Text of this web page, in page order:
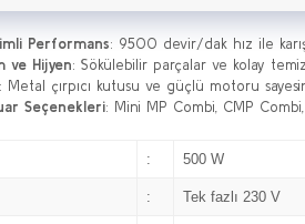
Performans: 9500 devir/dak hız ile
ve Hijyen: Sökülebilir parçalar ve kolay
: Metal çırpıcı kutusu ve güçlü motoru
Seçenekleri: Mini MP Combi, CMP
: 500 W
: Tek fazlı 230 V